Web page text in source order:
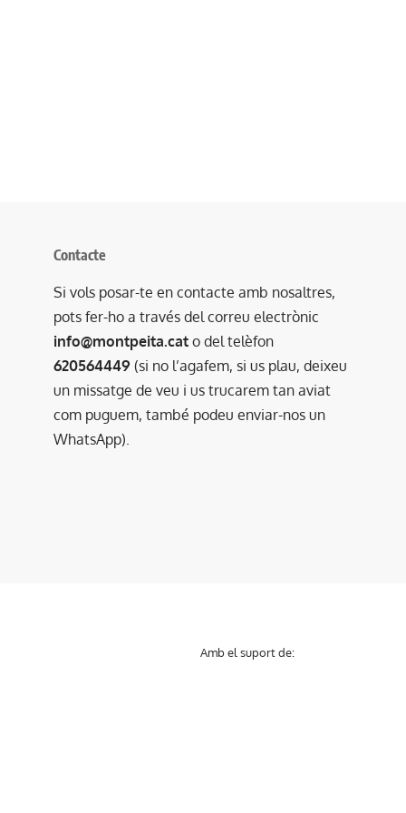
Contacte
Si vols posar-te en contacte amb nosaltres,
pots fer-ho a través del correu electrònic
info@montpeita.cat o del telèfon
620564449 (si no l’agafem, si us plau, deixeu
un missatge de veu i us trucarem tan aviat
com puguem, també podeu enviar-nos un
WhatsApp).
Amb el suport de: